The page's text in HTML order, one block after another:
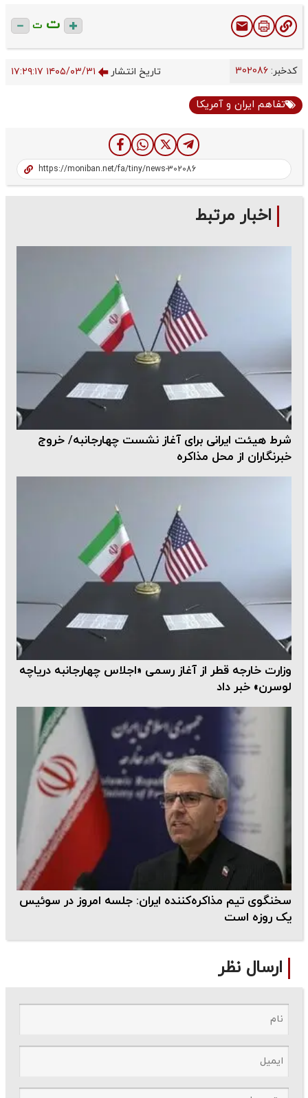
ت ت
کدخبر: تاریخ انتشار ۱۴۰۵/۰۳/۳۱ ۱۷:۲۹:۱۷
تفاهم‌ ایران و آمریکا
اخبار مرتبط
شرط هیئت ایرانی برای آغاز نشست چهارجانبه/ خروج
خبرنگاران از محل مذاکره
وزارت خارجه قطر از آغاز رسمی «اجلاس چهارجانبه دریاچه
لوسرن» خبر داد
سخنگوی تیم مذاکره‌کننده ایران: جلسه امروز در سوئیس
یک روزه است
ارسال نظر